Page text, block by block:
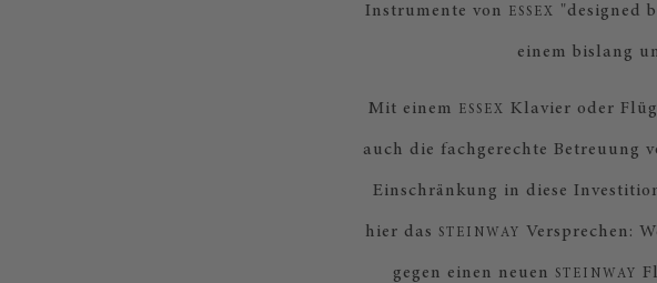
Instrumente von ESSEX "designed
einem bislang
Mit einem ESSEX Klavier oder
auch die fachgerechte Betreuung
Einschränkung in diese
hier das STEINWAY Versprechen:
gegen einen neuen STEINWAY